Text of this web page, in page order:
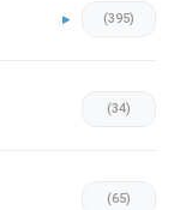
(395)
(34)
(65)